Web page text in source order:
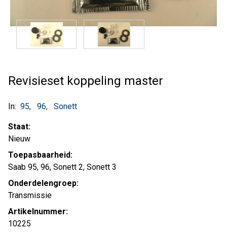
Revisieset koppeling master
In: 95 96 Sonett
Staat:
Nieuw
Toepasbaarheid:
Saab 95, 96, Sonett 2, Sonett 3
Onderdelengroep:
Transmissie
Artikelnummer:
10225